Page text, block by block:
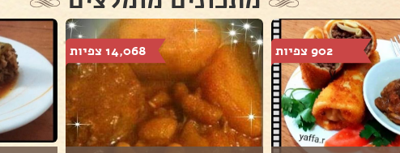
902 צפיות 14,068 צפיות